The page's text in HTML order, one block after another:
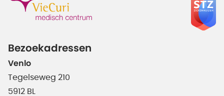
Bezoekadressen
Venlo
Tegelseweg 210
5912 BL